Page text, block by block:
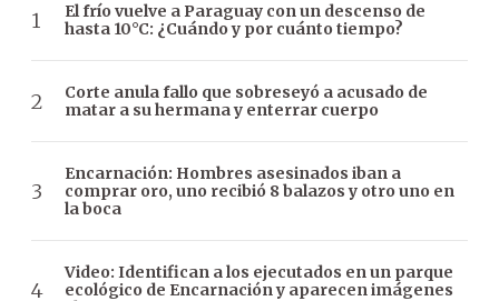
El frío vuelve a Paraguay con un descenso de
hasta 10°C: ¿Cuándo y por cuánto tiempo?
Corte anula fallo que sobreseyó a acusado de
matar a su hermana y enterrar cuerpo
Encarnación: Hombres asesinados iban a
comprar oro, uno recibió 8 balazos y otro uno en
la boca
Video: Identifican a los ejecutados en un parque
ecológico de Encarnación y aparecen imágenes